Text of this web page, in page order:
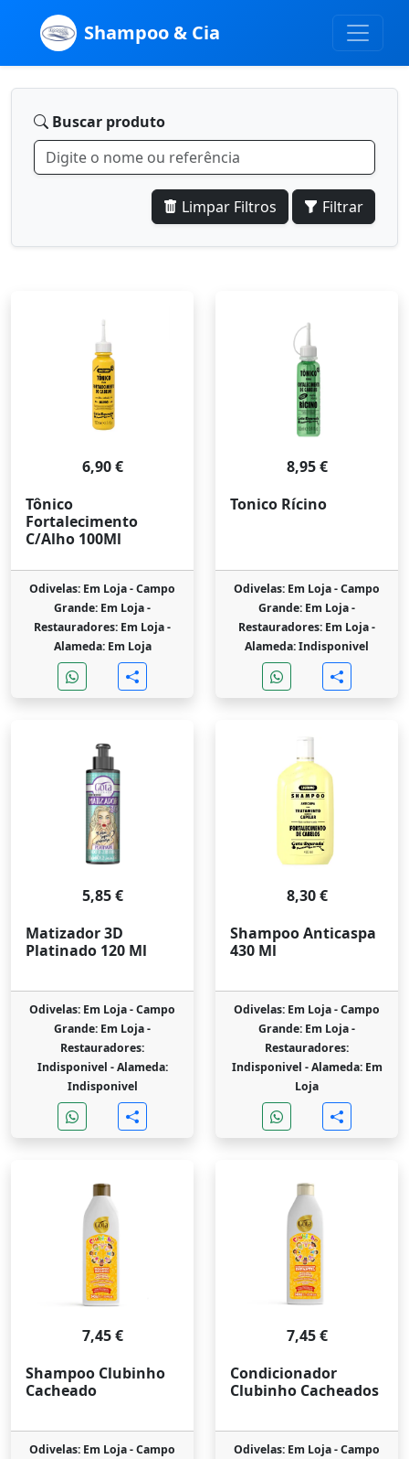
Shampoo & Cia
Buscar produto
Limpar Filtros Filtrar
6,90 €
Tônico
Fortalecimento
C/Alho 100Ml
Odivelas: Em Loja -Campo
Grande: Em Loja -
Restauradores: Em Loja -
Alameda: Em Loja
8,95 €
Tonico Rícino
Odivelas: Em Loja -Campo
Grande: Em Loja -
Restauradores: Em Loja -
Alameda: Indisponivel
5,85 €
Matizador 3D
Platinado 120 Ml
Odivelas: Em Loja -Campo
Grande: Em Loja -
Restauradores:
Indisponivel -Alameda:
Indisponivel
8,30 €
Shampoo Anticaspa
430 Ml
Odivelas: Em Loja -Campo
Grande: Em Loja -
Restauradores:
Indisponivel -Alameda: Em
Loja
7,45 €
Shampoo Clubinho
Cacheado
Odivelas: Em Loja -Campo
7,45 €
Condicionador
Clubinho Cacheados
Odivelas: Em Loja -Campo